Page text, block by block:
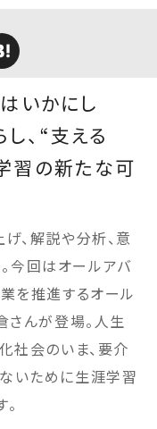
いかにし
、“支える
習の新たな可
、解説や分析、意
今回はオールアバ
を推進するオール
さんが登場。人生
社会のいま、要介
いために生涯学習